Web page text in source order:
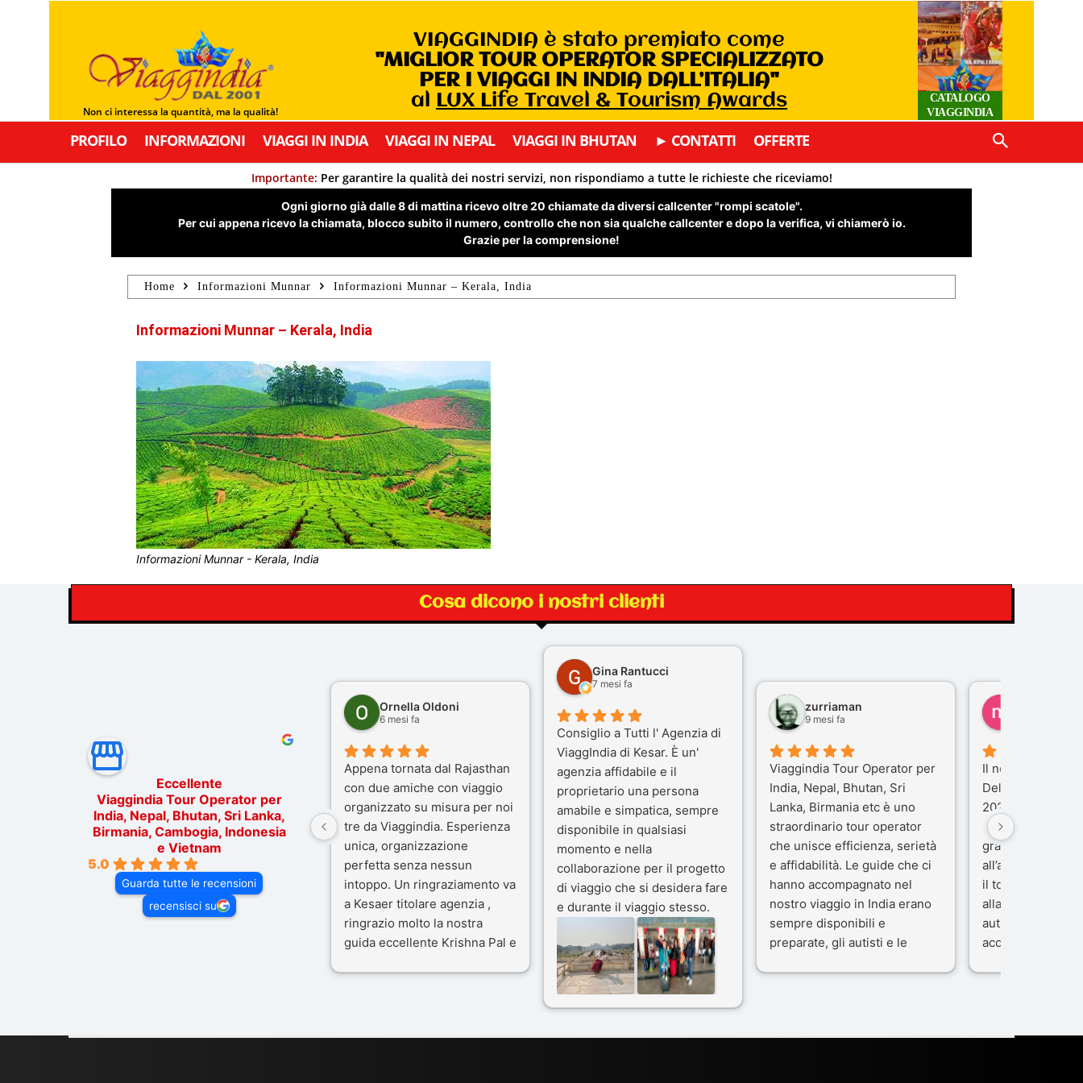
Non ci interessa la quantità, ma la qualità!
VIAGGINDIA è stato premiato come
"MIGLIOR TOUR OPERATOR SPECIALIZZATO
PER I VIAGGI IN INDIA DALL’ITALIA"
al LUX Life Travel & Tourism Awards
CATALOGO
VIAGGINDIA
PROFILO INFORMAZIONI VIAGGI IN INDIA VIAGGI IN NEPAL VIAGGI IN BHUTAN ► CONTATTI OFFERTE
Importante: Per garantire la qualità dei nostri servizi, non rispondiamo a tutte le richieste che riceviamo!
Ogni giorno già dalle 8 di mattina ricevo oltre 20 chiamate da diversi callcenter "rompi scatole".
Per cui appena ricevo la chiamata, blocco subito il numero, controllo che non sia qualche callcenter e dopo la verifica, vi chiamerò io.
Grazie per la comprensione!
Home Informazioni Munnar Informazioni Munnar – Kerala, India
Informazioni Munnar – Kerala, India
Informazioni Munnar - Kerala, India
Cosa dicono i nostri clienti
Eccellente
Viaggindia Tour Operator per
India, Nepal, Bhutan, Sri Lanka,
Birmania, Cambogia, Indonesia
e Vietnam
5.0
Guarda tutte le recensioni
recensisci su
Ornella Oldoni
6 mesi fa
Appena tornata dal Rajasthan
con due amiche con viaggio
organizzato su misura per noi
tre da Viaggindia. Esperienza
unica, organizzazione
perfetta senza nessun
intoppo. Un ringraziamento va
a Kesaer titolare agenzia ,
ringrazio molto la nostra
guida eccellente Krishna Pal e
consiglio questa agenzia
Gina Rantucci
7 mesi fa
Consiglio a Tutti l' Agenzia di
ViaggIndia di Kesar. È un'
agenzia affidabile e il
proprietario una persona
amabile e simpatica, sempre
disponibile in qualsiasi
momento e nella
collaborazione per il progetto
di viaggio che si desidera fare
e durante il viaggio stesso.
Siamo stati 3 settimane in
India a novembre 2025, 5
amici e il viaggio alla scoperta
del Rajasthan e Varanasi è
ai servizi dell' Agenzia con
zurriaman
9 mesi fa
Viaggindia Tour Operator per
India, Nepal, Bhutan, Sri
Lanka, Birmania etc è uno
straordinario tour operator
che unisce efficienza, serietà
e affidabilità. Le guide che ci
hanno accompagnato nel
nostro viaggio in India erano
sempre disponibili e
preparate, gli autisti e le
livello e di grande
Il nostro viaggio
Delhi e Varanasi
2025), è stata
che porteremo
gran parte del
all’agenzia che
il tour con cura e
alla nostra guida
autista che ci
accompagnati
L’organizzazione